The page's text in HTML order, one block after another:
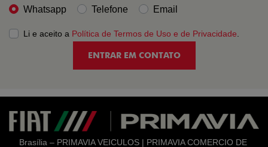
Whatsapp
Telefone Email
Li e aceito a Política de Termos de Uso e de Privacidade
ENTRAR EM CONTATO
Brasília – PRIMAVIA VEICULOS | PRIMAVIA COMERCIO DE